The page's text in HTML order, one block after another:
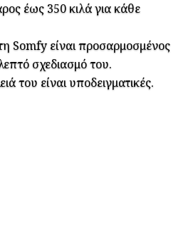
έως 350 κιλά για κάθε
Somfy είναι προσαρμοσμένος
σχεδιασμό του.
του είναι υποδειγματικές.